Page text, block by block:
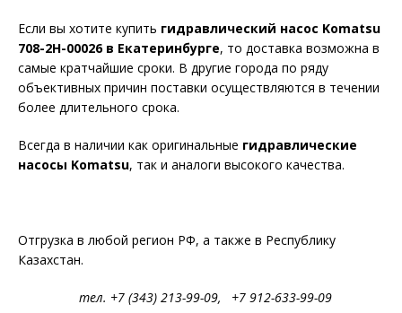
Если вы хотите купить гидравлический насос Komatsu
708-2H-00026в Екатеринбурге, то доставка возможна в
самые кратчайшие сроки. В другие города по ряду
объективных причин поставки осуществляются в течении
более длительного срока.
Всегда в наличии как оригинальные гидравлические
насосы Komatsu, так и аналоги высокого качества.
Отгрузка в любой регион РФ, а также в Республику
Казахстан.
тел. +7 (343) 213-99-09, +7 912-633-99-09